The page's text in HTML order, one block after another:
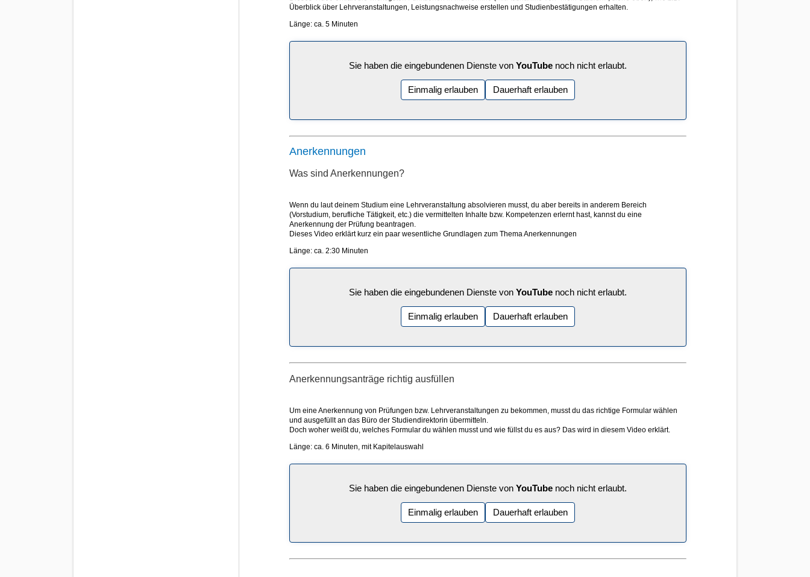
Überblick über Lehrveranstaltungen, Leistungsnachweise erstellen und Studienbestätigungen erhalten.
Länge: ca. 5 Minuten
Sie haben die eingebundenen Dienste von YouTubenoch nicht erlaubt.
Einmalig erlauben Dauerhaft erlauben
Anerkennungen
Was sind Anerkennungen?
Wenn du laut deinem Studium eine Lehrveranstaltung absolvieren musst, du aber bereits in anderem Bereich
(Vorstudium, berufliche Tätigkeit, etc.) die vermittelten Inhalte bzw. Kompetenzen erlernt hast, kannst du eine
Anerkennung der Prüfung beantragen.
Dieses Video erklärt kurz ein paar wesentliche Grundlagen zum Thema Anerkennungen
Länge: ca. 2:30 Minuten
Sie haben die eingebundenen Dienste von YouTubenoch nicht erlaubt.
Einmalig erlauben Dauerhaft erlauben
Anerkennungsanträge richtig ausfüllen
Um eine Anerkennung von Prüfungen bzw. Lehrveranstaltungen zu bekommen, musst du das richtige Formular wählen
und ausgefüllt an das Büro der Studiendirektorin übermitteln.
Doch woher weißt du, welches Formular du wählen musst und wie füllst du es aus? Das wird in diesem Video erklärt.
Länge: ca. 6 Minuten, mit Kapitelauswahl
Sie haben die eingebundenen Dienste von YouTubenoch nicht erlaubt.
Einmalig erlauben Dauerhaft erlauben